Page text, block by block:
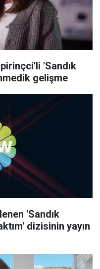
'Sandık
gelişme
'Sandık
dizisinin yayın